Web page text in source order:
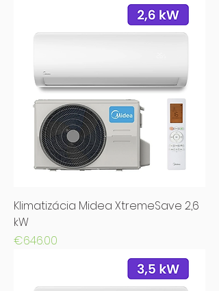
Klimatizácia Midea XtremeSave 2,6
kW
Price
€646.00